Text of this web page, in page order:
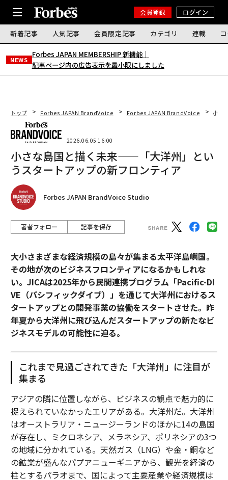
会員登録 ログイン
新着記事 人気記事 会員限定記事 カテゴリ 連載
NEWS
Forbes JAPAN MEMBERSHIP 新機能｜
記事ページ内の広告表示を最小限にしました
トップ Forbes JAPAN BrandVoice Forbes JAPAN BrandVoice 小さ
2026.06.05 16:00
小さな島国と描く未来——「大洋州」とい
うスタートアップの新フロンティア
Forbes JAPAN BrandVoice Studio
著者フォロー 記事を保存
大小さまざまな経済規模の島々が集まる太平洋島嶼国。
その地が次のビジネスフロンティアになるかもしれな
い。JICAは2025年から民間連携プログラム「Pacific-DI
VE（パシフィックダイブ）」を通じて大洋州におけるス
タートアップとの開発事業の協働をスタートさせた。昨
年夏から大洋州に飛び込んだスタートアップの新たなビ
ジネスモデルの可能性に迫る。
これまで見過ごされてきた「大洋州」に注目が
集まる
アジアの隣に位置しながら、ビジネスの観点で魅力的に
捉えられていなかったエリアがある。大洋州だ。大洋州
はオーストラリア・ニュージーランドのほかに14の島国
が存在し、ミクロネシア、メラネシア、ポリネシアの3つ
の地域に分かれている。天然ガス（LNG）や金・銅など
の鉱業が盛んなパプアニューギニアから、観光を経済の
柱とするパラオまで、国によって主要産業や経済規模は